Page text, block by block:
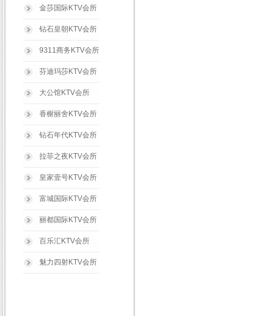
金莎国际KTV会所
钻石皇朝KTV会所
9311商务KTV会所
芬迪玛莎KTV会所
大公馆KTV会所
香榭丽舍KTV会所
钻石年代KTV会所
拉菲之夜KTV会所
皇家壹号KTV会所
富城国际KTV会所
丽都国际KTV会所
百乐汇KTV会所
魅力四射KTV会所